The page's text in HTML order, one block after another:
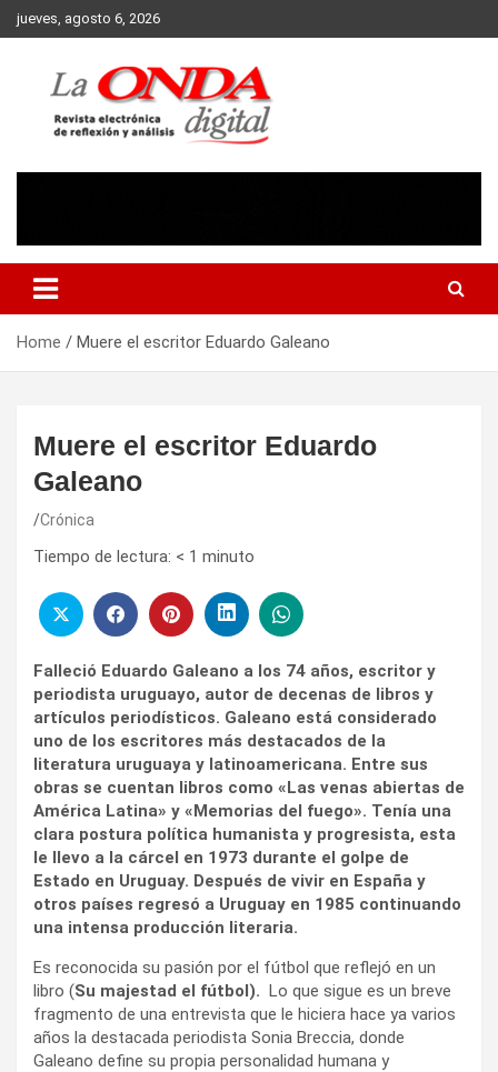
Skip
to
jueves, agosto 6, 2026
Home Muere el escritor Eduardo Galeano
Muere el escritor Eduardo
Galeano
Crónica
Tiempo de lectura: < 1 minuto
Falleció Eduardo Galeano a los 74 años, escritor y
periodista uruguayo, autor de decenas de libros y
artículos periodísticos. Galeano está considerado
uno de los escritores más destacados de la
literatura uruguaya y latinoamericana. Entre sus
obras se cuentan libros como «Las venas abiertas de
América Latina» y «Memorias del fuego». Tenía una
clara postura política humanista y progresista, esta
le llevo a la cárcel en 1973 durante el golpe de
Estado en Uruguay. Después de vivir en España y
otros países regresó a Uruguay en 1985 continuando
una intensa producción literaria.
Es reconocida su pasión por el fútbol que reflejó en un
libro (Su majestad el fútbol). Lo que sigue es un breve
fragmento de una entrevista que le hiciera hace ya varios
años la destacada periodista Sonia Breccia, donde
Galeano define su propia personalidad humana y